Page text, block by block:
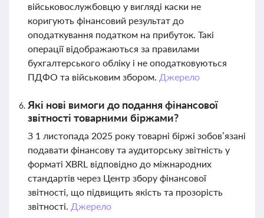
військовослужбовцю у вигляді каски не
коригують фінансовий результат до
оподаткування податком на прибуток. Такі
операції відображаються за правилами
бухгалтерського обліку і не оподатковуються
ПДФО та військовим збором. Джерело
Які нові вимоги до подання фінансової
звітності товарними біржами?
З 1 листопада 2025 року товарні біржі зобов’язані
подавати фінансову та аудиторську звітність у
форматі XBRL відповідно до міжнародних
стандартів через Центр збору фінансової
звітності, що підвищить якість та прозорість
звітності. Джерело